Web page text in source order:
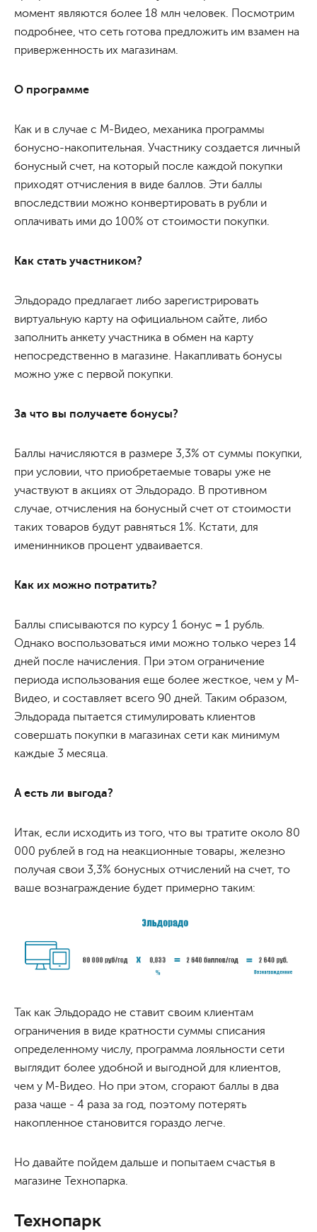
момент являются более 18 млн человек. Посмотрим
подробнее, что сеть готова предложить им взамен на
приверженность их магазинам.
О программе
Как и в случае с М-Видео, механика программы
бонусно-накопительная. Участнику создается личный
бонусный счет, на который после каждой покупки
приходят отчисления в виде баллов. Эти баллы
впоследствии можно конвертировать в рубли и
оплачивать ими до 100% от стоимости покупки.
Как стать участником?
Эльдорадо предлагает либо зарегистрировать
виртуальную карту на официальном сайте, либо
заполнить анкету участника в обмен на карту
непосредственно в магазине. Накапливать бонусы
можно уже с первой покупки.
За что вы получаете бонусы?
Баллы начисляются в размере 3,3% от суммы покупки,
при условии, что приобретаемые товары уже не
участвуют в акциях от Эльдорадо. В противном
случае, отчисления на бонусный счет от стоимости
таких товаров будут равняться 1%. Кстати, для
именинников процент удваивается.
Как их можно потратить?
Баллы списываются по курсу 1 бонус = 1 рубль.
Однако воспользоваться ими можно только через 14
дней после начисления. При этом ограничение
периода использования еще более жесткое, чем у М-
Видео, и составляет всего 90 дней. Таким образом,
Эльдорада пытается стимулировать клиентов
совершать покупки в магазинах сети как минимум
каждые 3 месяца.
А есть ли выгода?
Итак, если исходить из того, что вы тратите около 80
000 рублей в год на неакционные товары, железно
получая свои 3,3% бонусных отчислений на счет, то
ваше вознаграждение будет примерно таким:
Так как Эльдорадо не ставит своим клиентам
ограничения в виде кратности суммы списания
определенному числу, программа лояльности сети
выглядит более удобной и выгодной для клиентов,
чем у М-Видео. Но при этом, сгорают баллы в два
раза чаще - 4 раза за год, поэтому потерять
накопленное становится гораздо легче.
Но давайте пойдем дальше и попытаем счастья в
магазине Технопарка.
Технопарк